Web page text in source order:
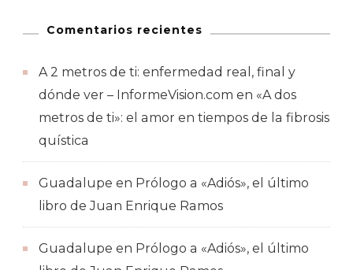
Comentarios recientes
A 2 metros de ti: enfermedad real, final y
dónde ver – InformeVision.com en «A dos
metros de ti»: el amor en tiempos de la fibrosis
quística
Guadalupe en Prólogo a «Adiós», el último
libro de Juan Enrique Ramos
Guadalupe en Prólogo a «Adiós», el último